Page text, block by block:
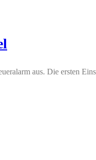
aus. Die ersten